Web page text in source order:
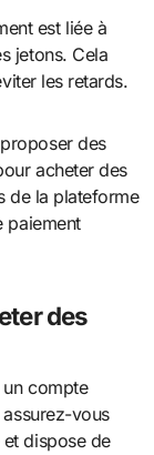
est liée à
jetons. Cela
les retards.
des
acheter des
de la plateforme
paiement
des
compte
vous
dispose de